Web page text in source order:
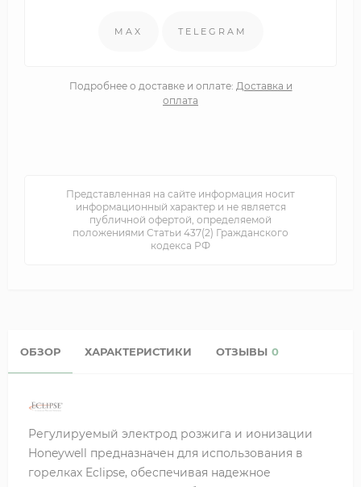
MAX TELEGRAM
Подробнее о доставке и оплате: Доставка и
оплата
Представленная на сайте информация носит
информационный характер и не является
публичной офертой, определяемой
положениями Статьи 437(2) Гражданского
кодекса РФ
ОБЗОР ХАРАКТЕРИСТИКИ ОТЗЫВЫ 0
Регулируемый электрод розжига и ионизации
Honeywell предназначен для использования в
горелках Eclipse, обеспечивая надежное